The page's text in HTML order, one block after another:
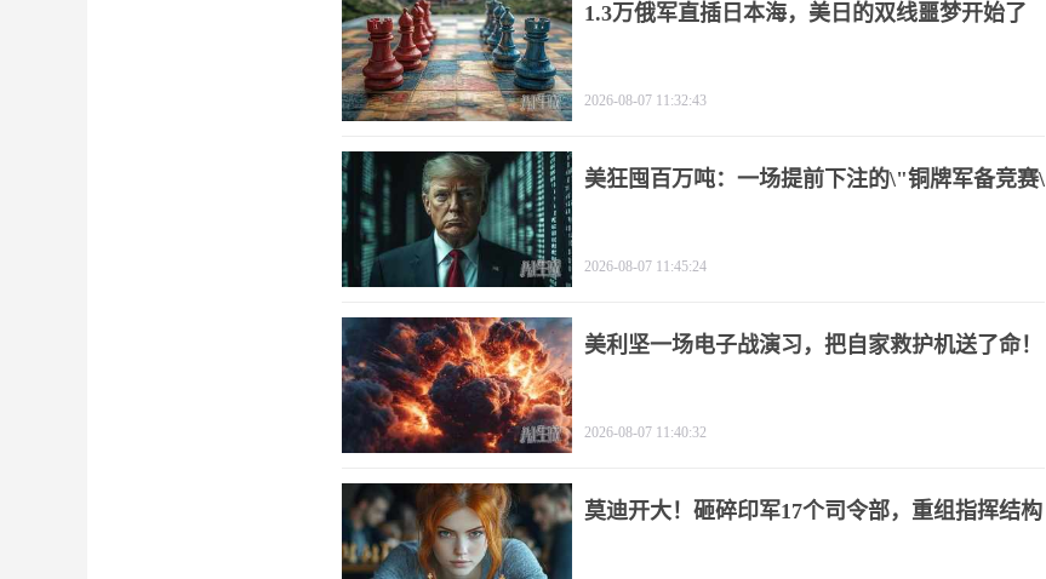
1.3万俄军直插日本海，美日的双线噩梦开始了
2026-08-07 11:32:43
美狂囤百万吨：一场提前下注的\"铜牌军备竞赛\"
2026-08-07 11:45:24
美利坚一场电子战演习，把自家救护机送了命！
2026-08-07 11:40:32
莫迪开大！砸碎印军17个司令部，重组指挥结构